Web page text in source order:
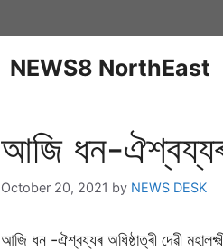
NEWS8 NorthEast
আজি ধন-ঐশ্বয্যৰ
October 20, 2021 by NEWS DESK
আজি ধন -ঐশ্বয্যৰ অধিষ্ঠাত্ৰী দেৱী